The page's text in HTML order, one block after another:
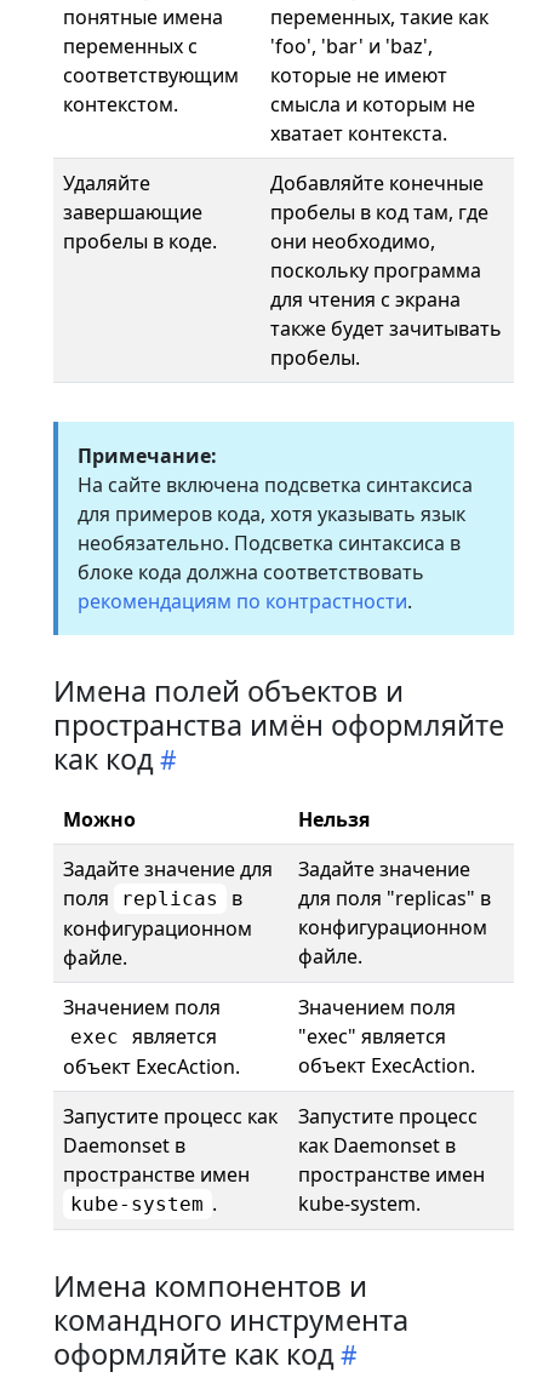
понятные имена
переменных с
соответствующим
контекстом.
переменных, такие как
'foo', 'bar' и 'baz',
которые не имеют
смысла и которым не
хватает контекста.
Удаляйте
завершающие
пробелы в коде.
Добавляйте конечные
пробелы в код там, где
они необходимо,
поскольку программа
для чтения с экрана
также будет зачитывать
пробелы.
Примечание:
На сайте включена подсветка синтаксиса
для примеров кода, хотя указывать язык
необязательно. Подсветка синтаксиса в
блоке кода должна соответствовать
рекомендациям по контрастности.
Имена полей объектов и
пространства имён оформляйте
как код
Можно
Нельзя
Задайте значение для
поля
replicas
в
конфигурационном
файле.
Задайте значение
для поля "replicas" в
конфигурационном
файле.
Значением поля
exec
является
объект ExecAction.
Значением поля
"exec" является
объект ExecAction.
Запустите процесс как
Daemonset в
пространстве имен
kube-system .
Запустите процесс
как Daemonset в
пространстве имен
kube-system.
Имена компонентов и
командного инструмента
оформляйте как код